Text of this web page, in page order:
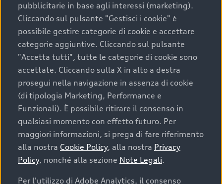
Scegliere un’auto usata è una decisione che coniuga
convenienza, affidabilità e sostenibilità. Per fare un
acquisto sicuro, è essenziale considerare aspetti
determinanti come la garanzia inclusa e l’affidabilità del
marchio. Audi offre l’auto usata perfetta tramite Audi
Prima Scelta :plus
Cosa sapere prima di
acquistare la tua prossima
auto
pubblicitarie in base agli interessi (marketing).
Cliccando sul pulsante "Gestisci i cookie" è
possibile gestire categorie di cookie e accettare
categorie aggiuntive. Cliccando sul pulsante
"Accetta tutti", tutte le categorie di cookie sono
accettate. Cliccando sulla X in alto a destra
prosegui nella navigazione in assenza di cookie
(di tipologia Marketing, Performance e
Funzionali). È possibile ritirare il consenso in
qualsiasi momento con effetto futuro. Per
maggiori informazioni, si prega di fare riferimento
alla nostra Cookie Policy, alla nostra Privacy
Policy, nonché alla sezione Note Legali.
Per l'utilizzo di Adobe Analytics, il consenso